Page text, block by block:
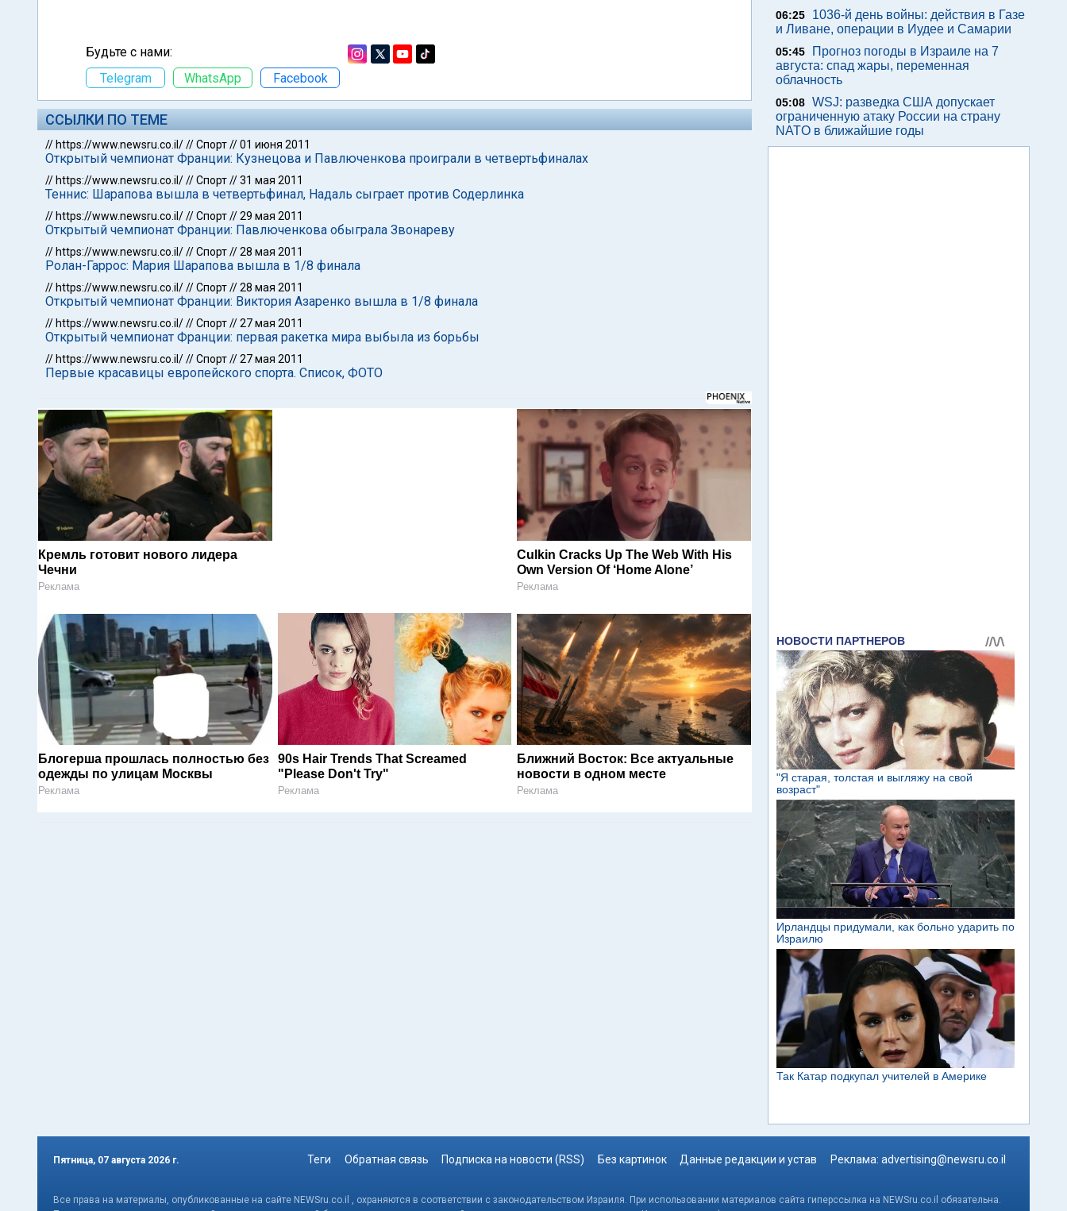
Будьте с нами:
Telegram
WhatsApp Facebook
ССЫЛКИ ПО ТЕМЕ
// https://www.newsru.co.il///Спорт//01 июня 2011
Открытый чемпионат Франции: Кузнецова и Павлюченкова проиграли в четвертьфиналах
// https://www.newsru.co.il///Спорт//31 мая 2011
Теннис: Шарапова вышла в четвертьфинал, Надаль сыграет против Содерлинка
// https://www.newsru.co.il///Спорт//29 мая 2011
Открытый чемпионат Франции: Павлюченкова обыграла Звонареву
// https://www.newsru.co.il///Спорт//28 мая 2011
Ролан-Гаррос: Мария Шарапова вышла в 1/8 финала
// https://www.newsru.co.il///Спорт//28 мая 2011
Открытый чемпионат Франции: Виктория Азаренко вышла в 1/8 финала
// https://www.newsru.co.il///Спорт//27 мая 2011
Открытый чемпионат Франции: первая ракетка мира выбыла из борьбы
// https://www.newsru.co.il///Спорт//27 мая 2011
Первые красавицы европейского спорта. Список, ФОТО
Кремль готовит нового лидера
Чечни
Реклама
Culkin Cracks Up The Web With His
Own Version Of ‘Home Alone’
Реклама
Блогерша прошлась полностью без
одежды по улицам Москвы
Реклама
90s Hair Trends That Screamed
"Please Don't Try"
Реклама
Ближний Восток: Все актуальные
новости в одном месте
Реклама
06:25
1036-й день войны: действия в Газе
и Ливане, операции в Иудее и Самарии
05:45
Прогноз погоды в Израиле на 7
августа: спад жары, переменная
облачность
05:08 WSJ: разведка США допускает
ограниченную атаку России на страну
NATO в ближайшие годы
Пятница, 07 августа 2026 г. Теги Обратная связь Подписка на новости (RSS) Без картинок Данные редакции и устав Реклама: advertising@newsru.co.il
Все права на материалы, опубликованные на сайте NEWSru.co.il , охраняются в соответствии с законодательством Израиля. При использовании материалов сайта гиперссылка на NEWSru.co.il обязательна.